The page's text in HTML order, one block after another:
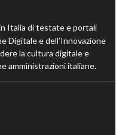
Italia di testate e portali
Digitale e dell’Innovazione
la cultura digitale e
amministrazioni italiane.